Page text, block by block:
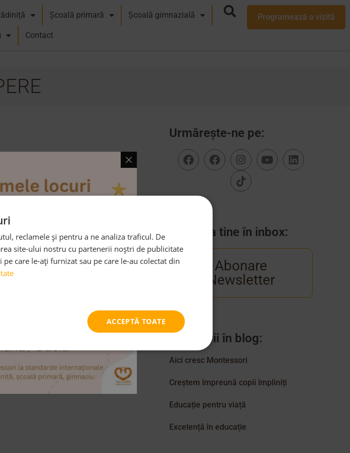
Școală primară Școală gimnazială
Contact
Programează o vizită
Urmărește-ne pe:
Venim la tine în inbox:
Abonare
Newsletter
Categorii în blog:
Aici cresc Montessori
Creștem împreună copii împliniți
Educație pentru viață
Excelență în educație
reclamele și pentru a ne analiza traficul. De
site-ului nostru cu partenerii noștri de publicitate
care le-ați furnizat sau pe care le-au colectat din
ACCEPTĂ TOATE